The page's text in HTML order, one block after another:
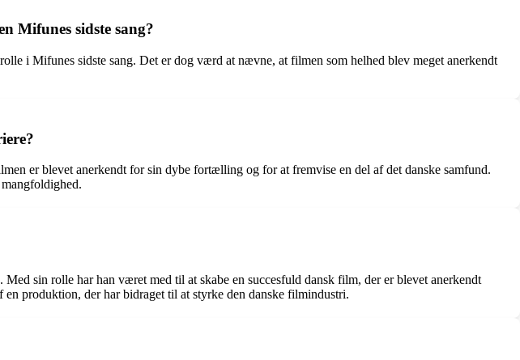
Mifunes sidste sang?
i Mifunes sidste sang. Det er dog værd at nævne, at filmen som helhed blev meget anerkendt
er blevet anerkendt for sin dybe fortælling og for at fremvise en del af det danske samfund.
sin rolle har han været med til at skabe en succesfuld dansk film, der er blevet anerkendt
produktion, der har bidraget til at styrke den danske filmindustri.